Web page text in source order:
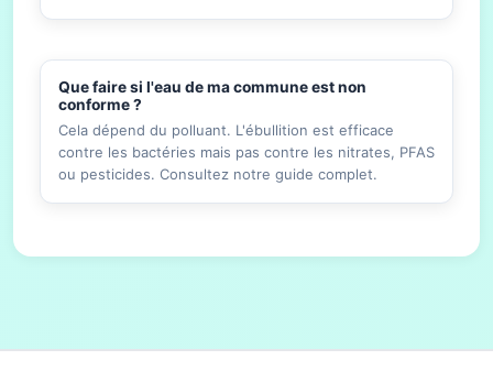
Que faire si l'eau de ma commune est non
conforme ?
Cela dépend du polluant. L'ébullition est efficace
contre les bactéries mais pas contre les nitrates, PFAS
ou pesticides. Consultez notre guide complet.